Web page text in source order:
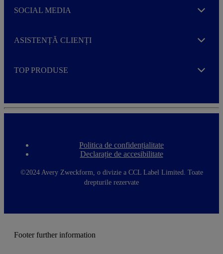
SOCIAL MEDIA Expand
ASISTENȚĂ CLIENȚI Expand
TOP PRODUSE Expand
F
o
t
e
Politica de confidențialitate
Declarație de accesibilitate
©2024 Avery Zweckform, o divizie a CCL Label Limited. Toate
drepturile rezervate
Footer further information